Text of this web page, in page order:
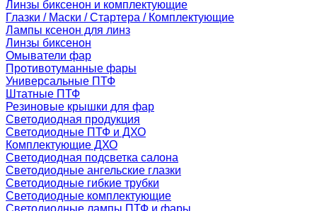
Линзы биксенон и комплектующие
Глазки / Маски / Стартера / Комплектующие
Лампы ксенон для линз
Линзы биксенон
Омыватели фар
Противотуманные фары
Универсальные ПТФ
Штатные ПТФ
Резиновые крышки для фар
Светодиодная продукция
Светодиодные ПТФ и ДХО
Комплектующие ДХО
Светодиодная подсветка салона
Светодиодные ангельские глазки
Светодиодные гибкие трубки
Светодиодные комплектующие
Светодиодные лампы ПТФ и фары